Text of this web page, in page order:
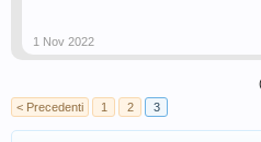
1 Nov 2022
< Precedenti
1 2 3